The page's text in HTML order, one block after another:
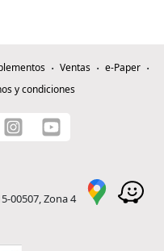
Ventas
e-Paper
y condiciones
00507, Zona 4